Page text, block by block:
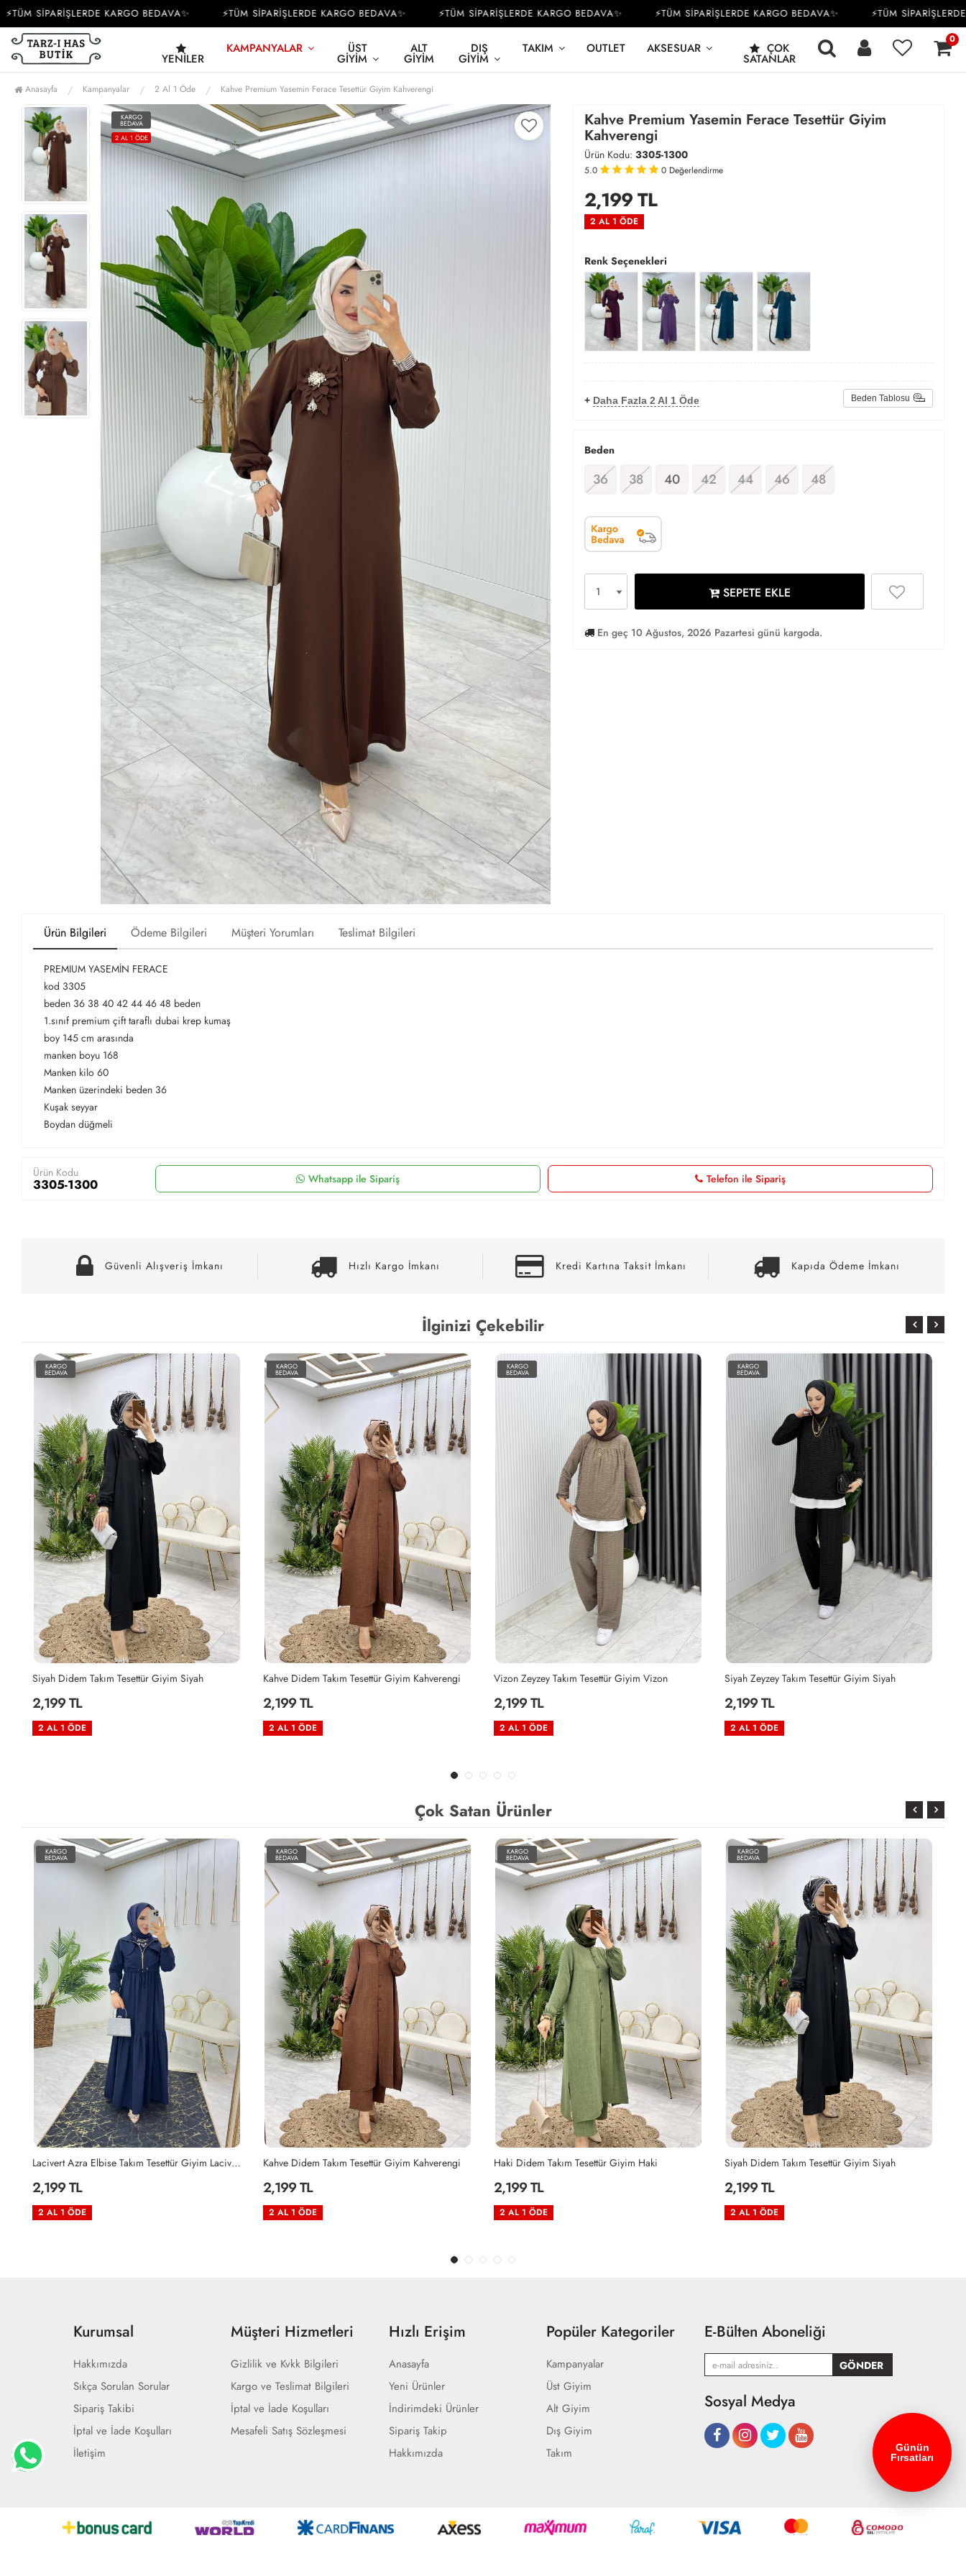
SİPARİŞLERDE KARGO BEDAVA✨ ⚡TÜM SİPARİŞLERDE KARGO BEDAVA✨ ⚡TÜM SİPARİŞLERDE KARGO BEDAVA✨ ⚡TÜM SİPARİŞLERDE KARGO BEDAVA✨ ⚡TÜM SİPARİŞLERDE
YENILER
KAMPANYALAR ÜST
GIYIM
ALT
GIYIM
DIŞ
GIYIM
TAKIM OUTLET AKSESUAR ÇOK
SATANLAR
0
Anasayfa Kampanyalar 2 Al 1 Öde Kahve Premium Yasemin Ferace Tesettür Giyim Kahverengi
KARGO
BEDAVA
2 AL 1 ÖDE
Kahve Premium Yasemin Ferace Tesettür Giyim
Kahverengi
Ürün Kodu: 3305-1300
5.0 0 Değerlendirme
2,199TL
2 AL 1 ÖDE
Renk Seçenekleri
+ Daha Fazla 2 Al 1 Öde Beden Tablosu
Beden
36 38 40 42 44 46 48
SEPETE EKLE
En geç 10 Ağustos, 2026 Pazartesi günü kargoda.
Ürün Bilgileri Ödeme Bilgileri Müşteri Yorumları Teslimat Bilgileri
PREMIUM YASEMİN FERACE
kod 3305
beden 36 38 40 42 44 46 48 beden
1.sınıf premium çift taraflı dubai krep kumaş
boy 145 cm arasında
manken boyu 168
Manken kilo 60
Manken üzerindeki beden 36
Kuşak seyyar
Boydan düğmeli
Ürün Kodu
3305-1300 Whatsapp ile Sipariş Telefon ile Sipariş
Güvenli Alışveriş İmkanı Hızlı Kargo İmkanı Kredi Kartına Taksit İmkanı Kapıda Ödeme İmkanı
İlginizi Çekebilir
KARGO
BEDAVA
Siyah Didem Takım Tesettür Giyim Siyah
2,199 TL
2 AL 1 ÖDE
KARGO
BEDAVA
Kahve Didem Takım Tesettür Giyim Kahverengi
2,199 TL
2 AL 1 ÖDE
KARGO
BEDAVA
Vizon Zeyzey Takım Tesettür Giyim Vizon
2,199 TL
2 AL 1 ÖDE
KARGO
BEDAVA
Siyah Zeyzey Takım Tesettür Giyim Siyah
2,199 TL
2 AL 1 ÖDE
Çok Satan Ürünler
KARGO
BEDAVA
Lacivert Azra Elbise Takım Tesettür Giyim Lacivert
2,199 TL
2 AL 1 ÖDE
KARGO
BEDAVA
Kahve Didem Takım Tesettür Giyim Kahverengi
2,199 TL
2 AL 1 ÖDE
KARGO
BEDAVA
Haki Didem Takım Tesettür Giyim Haki
2,199 TL
2 AL 1 ÖDE
KARGO
BEDAVA
Siyah Didem Takım Tesettür Giyim Siyah
2,199 TL
2 AL 1 ÖDE
Kurumsal
Hakkımızda
Sıkça Sorulan Sorular
Sipariş Takibi
İptal ve İade Koşulları
İletişim
Müşteri Hizmetleri
Gizlilik ve Kvkk Bilgileri
Kargo ve Teslimat Bilgileri
İptal ve İade Koşulları
Mesafeli Satış Sözleşmesi
Hızlı Erişim
Anasayfa
Yeni Ürünler
İndirimdeki Ürünler
Sipariş Takip
Hakkımızda
Popüler Kategoriler
Kampanyalar
Üst Giyim
Alt Giyim
Dış Giyim
Takım
E-Bülten Aboneliği
Sosyal Medya
Günün
Fırsatları